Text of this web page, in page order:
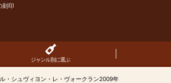
刻印
ジャンル別に選ぶ
・シュヴィヨン・レ・ヴォークラン2009年